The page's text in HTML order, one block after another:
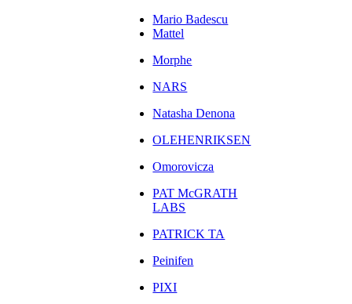
Mario Badescu
Mattel
Morphe
NARS
Natasha Denona
OLEHENRIKSEN
Omorovicza
PAT McGRATH
LABS
PATRICK TA
Peinifen
PIXI